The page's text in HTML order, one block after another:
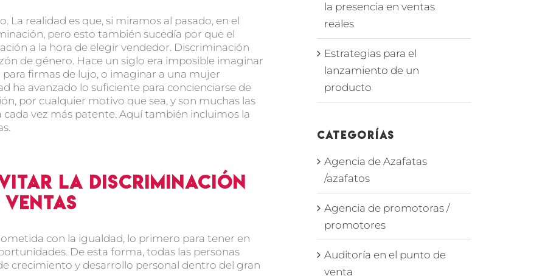
La realidad es que, si miramos al pasado, en el
pero esto también sucedía por que el
a la hora de elegir vendedor. Discriminación
de género. Hace un siglo era imposible imaginar
firmas de lujo, o imaginar a una mujer
ha avanzado lo suficiente para concienciarse de
por cualquier motivo que sea, y son muchas las
cada vez más patente. Aquí también incluimos la
la discriminación
ventas
con la igualdad, lo primero para tener en
De esta forma, todas las personas
crecimiento y desarrollo personal dentro del gran
la presencia en ventas
reales
Estrategias para el
lanzamiento de un
producto
Categorías
Agencia de Azafatas
/azafatos
Agencia de promotoras /
promotores
Auditoría en el punto de
venta